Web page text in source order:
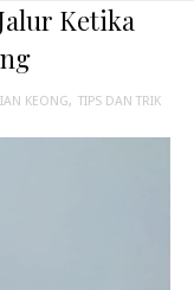
Ketika
KEONG, TIPS DAN TRIK